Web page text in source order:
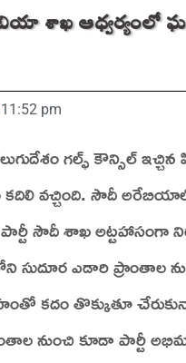
శాఖ ఆధ్వర్యంలో
11:52 pm
గల్ఫ్ కౌన్సిల్ ఇచ్చిన
కదిలి వచ్చింది. సౌదీ
పార్టీ సౌదీ శాఖ అట్టహాసంగా
సుదూర ఎడారి ప్రాంతాల
కదం తొక్కుతూ
నుంచి కూడా పార్టీ